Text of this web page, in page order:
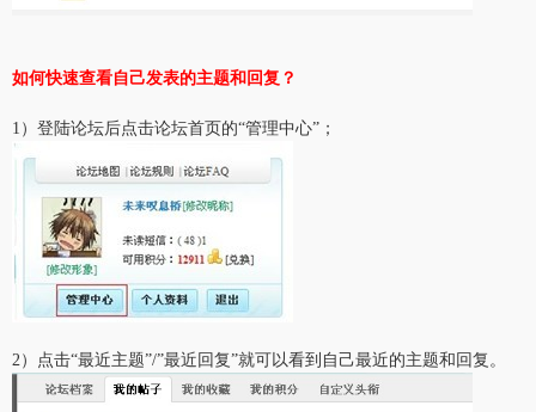
如何快速查看自己发表的主题和回复？
1）登陆论坛后点击论坛首页的“管理中心”；
2）点击“最近主题”/”最近回复”就可以看到自己最近的主题和回复。